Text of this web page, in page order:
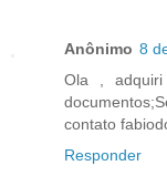
Anônimo 8
Ola ,
contato
Responder